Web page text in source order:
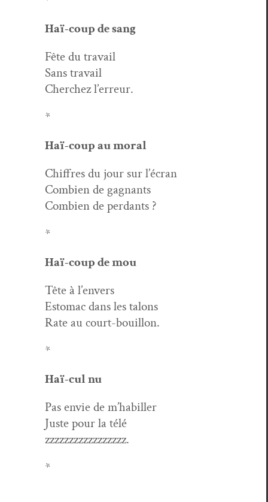
Haï-coup de sang
Fête du travail
Sans travail
Cherchez l’erreur.
*
Haï-coup au moral
Chiffres du jour sur l’écran
Com­bi­en de gagnants
Com­bi­en de perdants ?
*
Haï-coup de mou
Tête à l’envers
Estom­ac dans les talons
Rate au court-bouillon.
*
Haï-cul nu
Pas envie de m’habiller
Juste pour la télé
zzzzzzzzzzzzzzzzz.
*